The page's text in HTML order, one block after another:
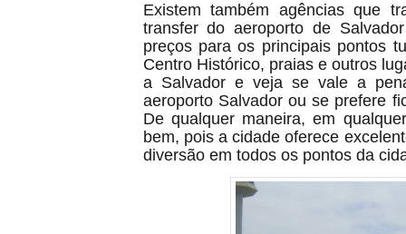
Existem também agências que
transfer do aeroporto de
preços para os principais pontos
Centro Histórico, praias e outros
a Salvador e veja se vale a
aeroporto Salvador ou se prefere
De qualquer maneira, em
bem, pois a cidade oferece
diversão em todos os pontos da